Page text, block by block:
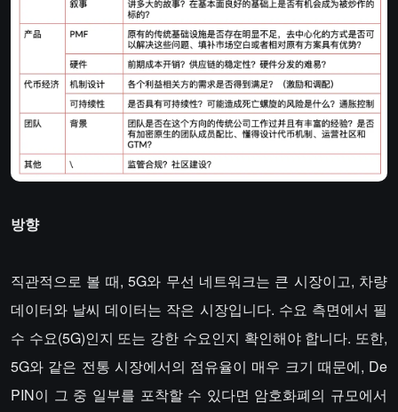
방향
직관적으로 볼 때, 5G와 무선 네트워크는 큰 시장이고, 차량
데이터와 날씨 데이터는 작은 시장입니다. 수요 측면에서 필
수 수요(5G)인지 또는 강한 수요인지 확인해야 합니다. 또한,
5G와 같은 전통 시장에서의 점유율이 매우 크기 때문에, De
PIN이 그 중 일부를 포착할 수 있다면 암호화폐의 규모에서